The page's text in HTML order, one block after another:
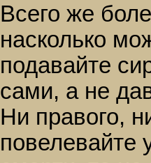
Всего же
насколько
подавайте
сами, а не
Ни правого,
повелевайте